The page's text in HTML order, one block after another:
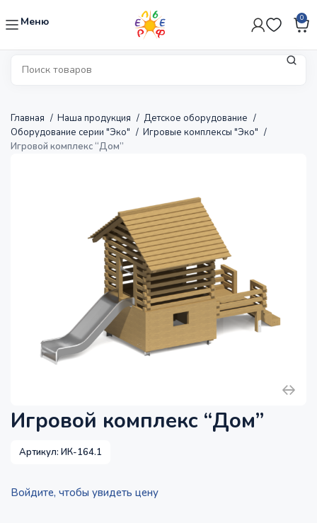
Меню 0
Главная Наша продукция
Детское оборудование
Оборудование серии "Эко"
Игровые комплексы "Эко"
Игровой комплекс “Дом”
Игровой комплекс “Дом”
Артикул:ИК-164.1
Войдите, чтобы увидеть цену